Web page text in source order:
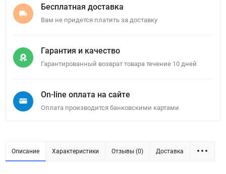
Бесплатная доставка
Вам не придется платить за доставку
Гарантия и качество
Гарантированный возврат товара течение 10 дней
On-line оплата на сайте
Оплата производится банковскими картами
Описание Характеристики Отзывы (0) Доставка